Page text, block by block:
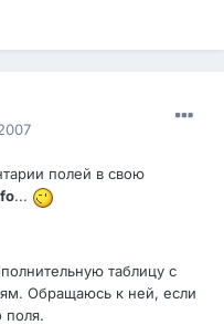
полей в свою
...
таблицу с
Обращаюсь к ней, если
поля.